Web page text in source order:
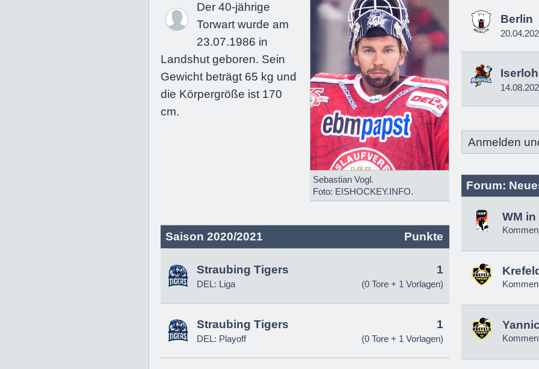
Sebastian Vogl.
Foto: EISHOCKEY.INFO.
Der 40-jährige
Torwart wurde am
23.07.1986 in
Landshut geboren. Sein
Gewicht beträgt 65 kg und
die Körpergröße ist 170
cm.
Saison 2020/2021 Punkte
Straubing Tigers
DEL: Liga
1
(0 Tore + 1 Vorlagen)
Straubing Tigers
DEL: Playoff
1
(0 Tore + 1 Vorlagen)
Berlin
Anmelden
Forum:
WM